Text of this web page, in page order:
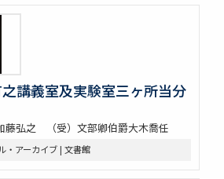
講義室及実験室三ヶ所当分
藤弘之 （受）文部卿伯爵大木喬任
・アーカイブ | 文書館